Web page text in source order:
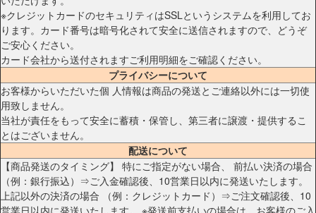
※クレジットカードのセキュリティはSSLというシステムを利用してお
ります。カード番号は暗号化されて安全に送信されますので、どうぞ
ご安心ください。
カード会社から送付されますご利用明細をご確認ください。
プライバシーについて
お客様からいただいた個 人情報は商品の発送とご連絡以外には一切使
用致しません。
当社が責任をもって安全に蓄積・保管し、第三者に譲渡・提供するこ
とはございません。
配送について
【商品発送のタイミング】 特にご指定がない場合、 前払い決済の場合
（例：銀行振込）⇒ご入金確認後、10営業日以内に発送いたします。
上記以外の決済の場合 （例：クレジットカード）⇒ご注文確認後、10